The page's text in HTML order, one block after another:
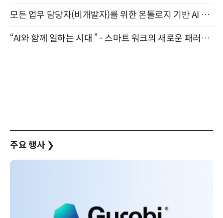
모든 업무 담당자(비개발자)를 위한 온톨로지 기반 AI 지식체계 설계 1-day 워크숍 8월 20일 개최
“AI와 함께 일하는 시대 ” - 스마트 워크의 새로운 패러다임 (9/11)
주요 행사 ❯